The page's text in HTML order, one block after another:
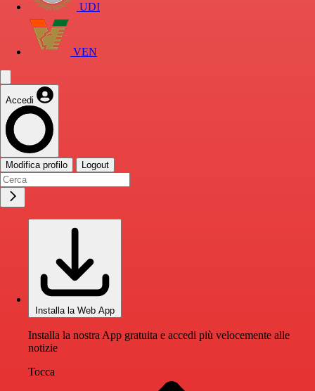
UDI
VEN
Accedi
Modifica profilo Logout
Installa la Web App
Installa la nostra App gratuita e accedi più velocemente alle
notizie
Tocca